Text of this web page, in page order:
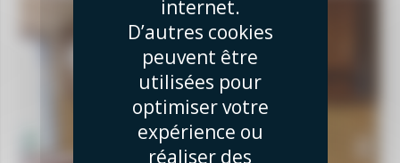
internet.
D’autres cookies
peuvent être
utilisées pour
optimiser votre
expérience ou
réaliser des